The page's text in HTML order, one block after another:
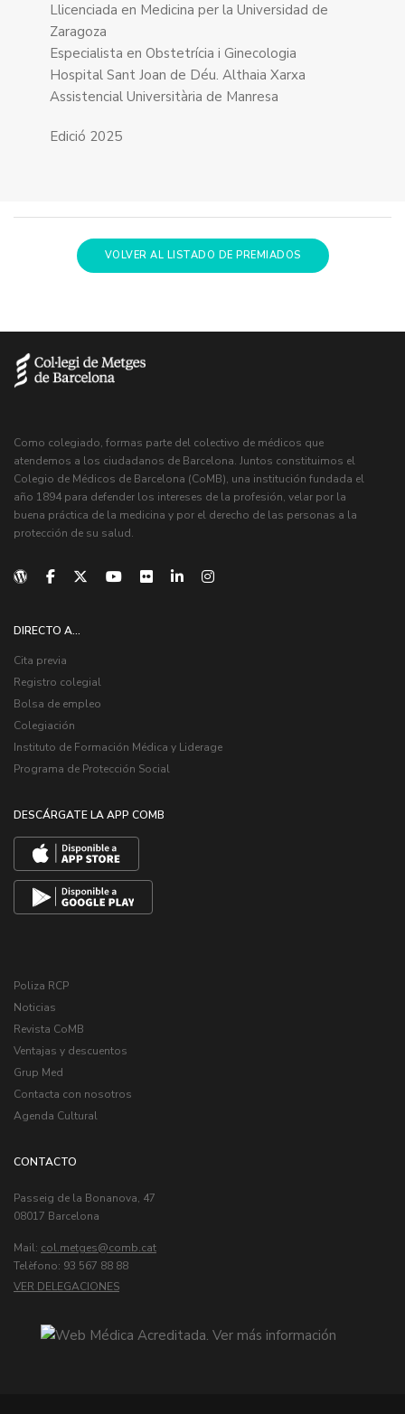
Llicenciada en Medicina per la Universidad de
Zaragoza
Especialista en Obstetrícia i Ginecologia
Hospital Sant Joan de Déu. Althaia Xarxa
Assistencial Universitària de Manresa
Edició 2025
VOLVER AL LISTADO DE PREMIADOS
Como colegiado, formas parte del colectivo de médicos que
atendemos a los ciudadanos de Barcelona. Juntos constituimos el
Colegio de Médicos de Barcelona (CoMB), una institución fundada el
año 1894 para defender los intereses de la profesión, velar por la
buena práctica de la medicina y por el derecho de las personas a la
protección de su salud.
DIRECTO A...
Cita previa
Registro colegial
Bolsa de empleo
Colegiación
Instituto de Formación Médica y Liderage
Programa de Protección Social
DESCÁRGATE LA APP COMB
Poliza RCP
Noticias
Revista CoMB
Ventajas y descuentos
Grup Med
Contacta con nosotros
Agenda Cultural
CONTACTO
Passeig de la Bonanova, 47
08017 Barcelona
Mail: col.metges
Telèfono: 93 567 88 88
VER DELEGACIONES